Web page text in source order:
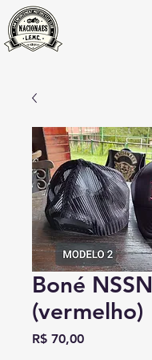
Boné NSSN
(vermelho)
R$ 70,00Preço